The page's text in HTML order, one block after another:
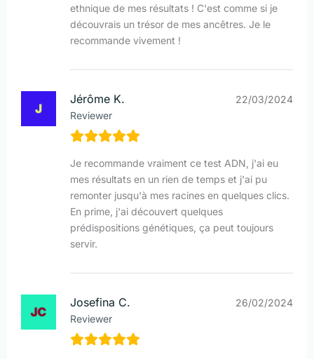
ethnique de mes résultats ! C'est comme si je
découvrais un trésor de mes ancêtres. Je le
recommande vivement !
Jérôme K.
Reviewer
22/03/2024
Je recommande vraiment ce test ADN, j'ai eu
mes résultats en un rien de temps et j'ai pu
remonter jusqu'à mes racines en quelques clics.
En prime, j'ai découvert quelques
prédispositions génétiques, ça peut toujours
servir.
Josefina C.
Reviewer
26/02/2024